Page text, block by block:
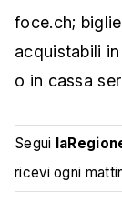
foce.ch;
acquistabili
o in cassa
Segui
ricevi ogni